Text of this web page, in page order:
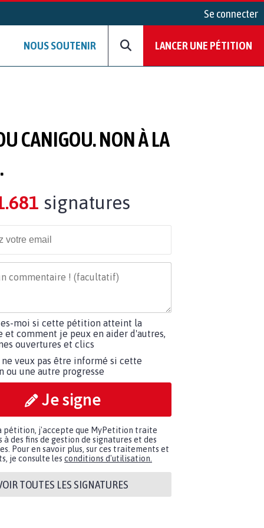
Se connecter
NOUS SOUTENIR LANCER UNE PÉTITION
CANIGOU. NON À LA
signatures
moi si cette pétition atteint la
et comment je peux en aider d'autres,
ouvertures et clics
ne veux pas être informé si cette
ou une autre progresse
Je signe
pétition, j'accepte que MyPetition traite
à des fins de gestion de signatures et des
Pour en savoir plus, sur ces traitements et
je consulte les conditions d'utilisation.
TOUTES LES SIGNATURES